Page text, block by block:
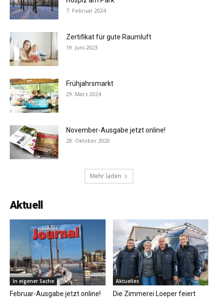
7. Februar 2024
Zertifikat für gute Raumluft
19. Juni 2023
Frühjahrsmarkt
29. März 2024
November-Ausgabe jetzt online!
28. Oktober 2020
Mehr laden
Aktuell
In eigener Sache
Februar-Ausgabe jetzt online!
Aktuelles
Die Zimmerei Loeper feiert